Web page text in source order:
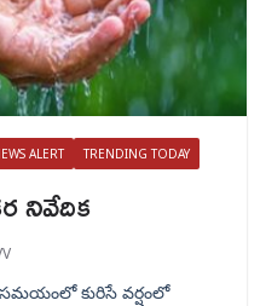
ALERT TRENDING TODAY
నివేదిక
కురిసే వర్షంలో